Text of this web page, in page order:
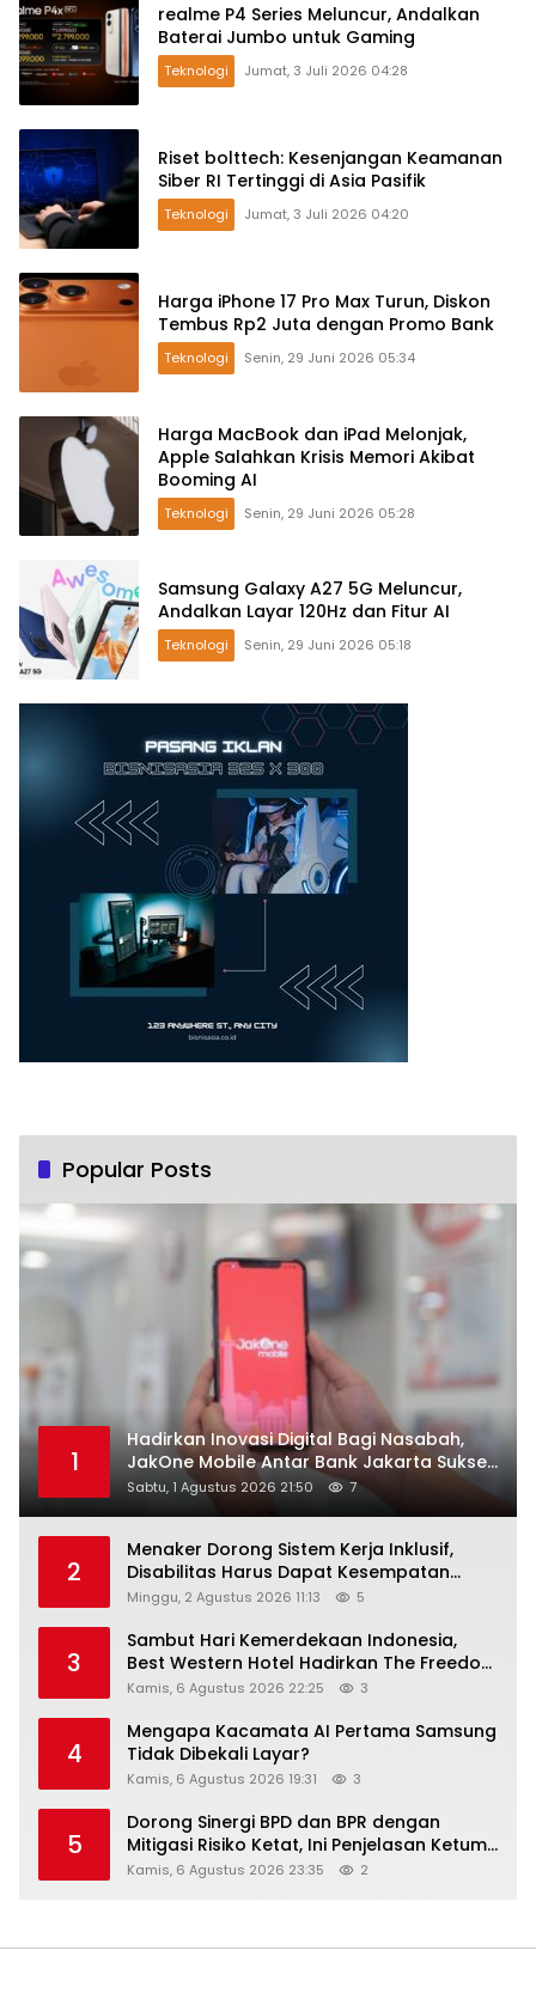
realme P4 Series Meluncur, Andalkan
Baterai Jumbo untuk Gaming
Teknologi Jumat, 3 Juli 2026 04:28
Riset bolttech: Kesenjangan Keamanan
Siber RI Tertinggi di Asia Pasifik
Teknologi Jumat, 3 Juli 2026 04:20
Harga iPhone 17 Pro Max Turun, Diskon
Tembus Rp2 Juta dengan Promo Bank
Teknologi Senin, 29 Juni 2026 05:34
Harga MacBook dan iPad Melonjak,
Apple Salahkan Krisis Memori Akibat
Booming AI
Teknologi Senin, 29 Juni 2026 05:28
Samsung Galaxy A27 5G Meluncur,
Andalkan Layar 120Hz dan Fitur AI
Teknologi Senin, 29 Juni 2026 05:18
Popular Posts
1
Hadirkan Inovasi Digital Bagi Nasabah,
JakOne Mobile Antar Bank Jakarta Sukses
Raih Digital Excellence Awards 2026
Sabtu, 1 Agustus 2026 21:50 7
2
Menaker Dorong Sistem Kerja Inklusif,
Disabilitas Harus Dapat Kesempatan
Setara
Minggu, 2 Agustus 2026 11:13 5
3
Sambut Hari Kemerdekaan Indonesia,
Best Western Hotel Hadirkan The Freedom
Stay Diskon Hingga 45%
Kamis, 6 Agustus 2026 22:25 3
4
Mengapa Kacamata AI Pertama Samsung
Tidak Dibekali Layar?
Kamis, 6 Agustus 2026 19:31 3
5
Dorong Sinergi BPD dan BPR dengan
Mitigasi Risiko Ketat, Ini Penjelasan Ketum
Asbanda
Kamis, 6 Agustus 2026 23:35 2